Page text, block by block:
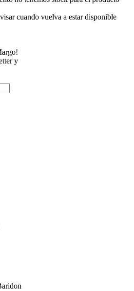
cuando vuelva a estar disponible
y